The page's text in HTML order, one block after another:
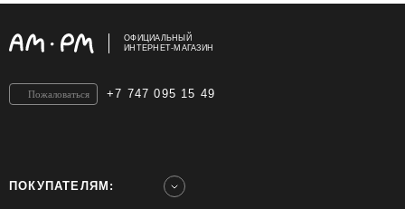
ОФИЦИАЛЬНЫЙ
ИНТЕРНЕТ-МАГАЗИН
+7 747 095 15 49
Пожаловаться
ПОКУПАТЕЛЯМ: